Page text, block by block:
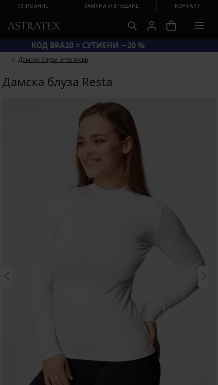
СПИСАНИЕ ЗАМЯНА И ВРЪЩАНЕ КОНТАКТ
КОД BRA20 = СУТИЕНИ −20 %
Дамски блузи и тениски
Дамска блуза Resta